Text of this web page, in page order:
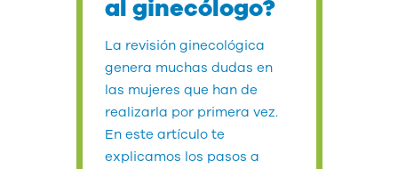
al ginecólogo?
La revisión ginecológica
genera muchas dudas en
las mujeres que han de
realizarla por primera vez.
En este artículo te
explicamos los pasos a